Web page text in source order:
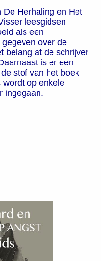
De Herhaling en Het
leesgidsen
als een
over de
belang at de schrijver
is er een
stof van het boek
wordt op enkele
ingegaan.